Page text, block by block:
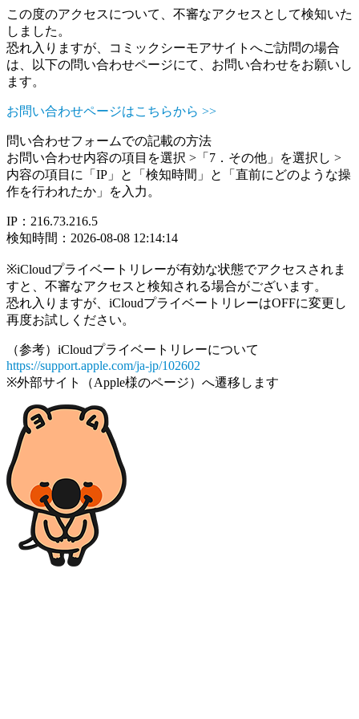
この度のアクセスについて、不審なアクセスとして検知いた
しました。
恐れ入りますが、コミックシーモアサイトへご訪問の場合
は、以下の問い合わせページにて、お問い合わせをお願いし
ます。
お問い合わせページはこちらから >>
問い合わせフォームでの記載の方法
お問い合わせ内容の項目を選択 >「7．その他」を選択し >
内容の項目に「IP」と「検知時間」と「直前にどのような操
作を行われたか」を入力。
IP：216.73.216.5
検知時間：2026-08-08 12:14:14
※iCloudプライベートリレーが有効な状態でアクセスされま
すと、不審なアクセスと検知される場合がございます。
恐れ入りますが、iCloudプライベートリレーはOFFに変更し
再度お試しください。
（参考）iCloudプライベートリレーについて
https://support.apple.com/ja-jp/102602
※外部サイト（Apple様のページ）へ遷移します